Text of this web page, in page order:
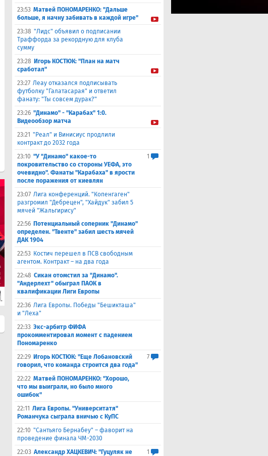
23:53 Матвей ПОНОМАРЕНКО: "Дальше
больше, я начну забивать в каждой игре"
23:38 "Лидс" объявил о подписании
Траффорда за рекордную для клуба
сумму
23:28 Игорь КОСТЮК: "План на матч
сработал"
23:27 Леау отказался подписывать
футболку "Галатасарая" и ответил
фанату: "Ты совсем дурак?"
23:26 "Динамо" - "Карабах" 1:0.
Видеообзор матча
23:21 "Реал" и Винисиус продлили
контракт до 2032 года
23:10 "У "Динамо" какое-то
покровительство со стороны УЕФА, это
очевидно". Фанаты "Карабаха" в ярости
после поражения от киевлян
1
23:07 Лига конференций. "Копенгаген"
разгромил "Дебрецен", "Хайдук" забил 5
мячей "Жальгирису"
22:56 Потенциальный соперник "Динамо"
определен. "Твенте" забил шесть мячей
ДАК 1904
22:53 Костич перешел в ПСВ свободным
агентом. Контракт – на два года
22:48 Сикан отомстил за "Динамо".
"Андерлехт" обыграл ПАОК в
квалификации Лиги Европы
22:36 Лига Европы. Победы "Бешикташа"
и "Леха"
22:33 Экс-арбитр ФИФА
прокомментировал момент с падением
Пономаренко
22:29 Игорь КОСТЮК: "Еще Лобановский
говорил, что команда строится два года"
7
22:22 Матвей ПОНОМАРЕНКО: "Хорошо,
что мы выиграли, но было много
ошибок"
22:11 Лига Европы. "Университатя"
Романчука сыграла вничью с ​КуПС
22:10 "Сантьяго Бернабеу" – фаворит на
проведение финала ЧМ-2030
22:03 Александр ХАЦКЕВИЧ: "Гуцуляк не
1